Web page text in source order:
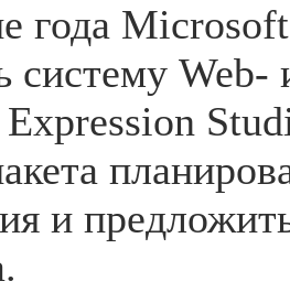
года
систему Web-
Expression
и